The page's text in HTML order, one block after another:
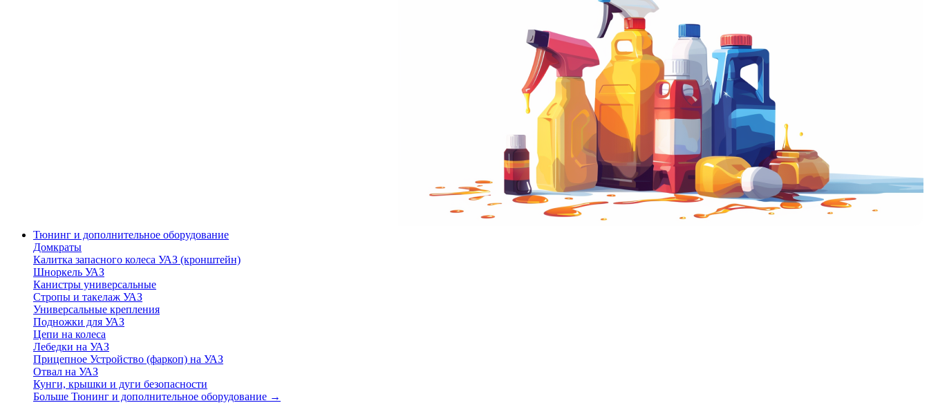
Тюнинг и дополнительное оборудование
Домкраты
Калитка запасного колеса УАЗ (кронштейн)
Шноркель УАЗ
Канистры универсальные
Стропы и такелаж УАЗ
Универсальные крепления
Подножки для УАЗ
Цепи на колеса
Лебедки на УАЗ
Прицепное Устройство (фаркоп) на УАЗ
Отвал на УАЗ
Кунги, крышки и дуги безопасности
Больше Тюнинг и дополнительное оборудование →